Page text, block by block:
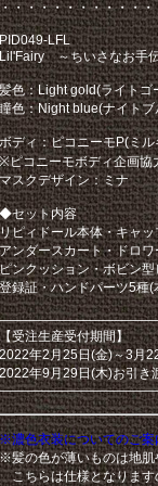
・・・・・・・・・・・
PID049-LFL
Lil'Fairy ～ちいさなお手
髪色：Light gold(ライトゴ
瞳色：Night blue(ナイトブ
ボディ：ピコニーモP(ミ
※ピコニーモボディ企画協
マスクデザイン：ミナ
◆セット内容
リピィドール本体・キャ
アンダースカート・ドロ
ピンクッション・ボビン
登録証・ハンドパーツ5種(
【受注生産受付期間】
2022年2月25日(金)～3月
2022年9月29日(木)お引き
※濃色衣装についてのご案
※髪の色が薄いものは地肌
こちらは仕様となります